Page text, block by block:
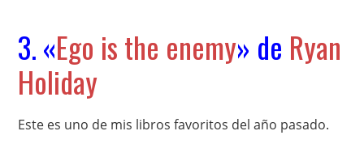
3. «Ego is the enemy» de Ryan
Holiday
Este es uno de mis libros favoritos del año pasado.